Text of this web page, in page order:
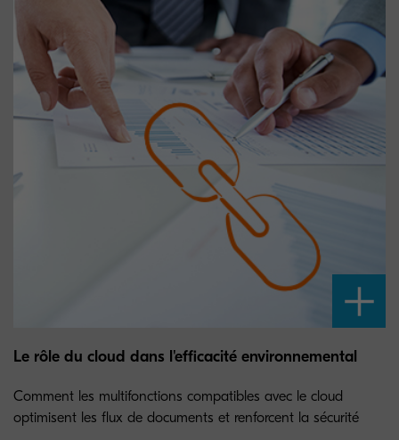
Le rôle du cloud dans l'efficacité environnemental
Comment les multifonctions compatibles avec le cloud
optimisent les flux de documents et renforcent la sécurité